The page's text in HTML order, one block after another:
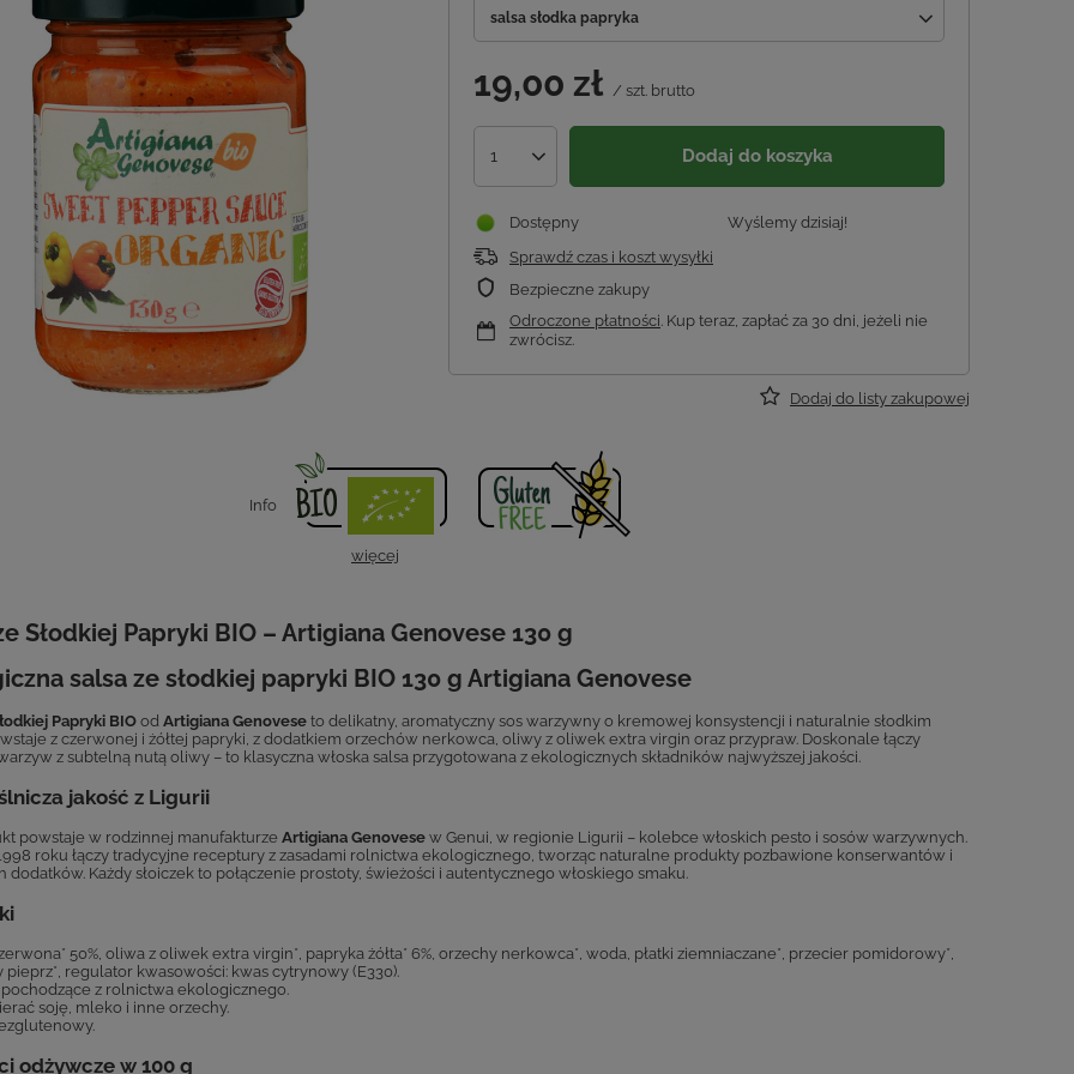
salsa słodka papryka
19,00 zł / szt. brutto
1 Dodaj do koszyka
Wyślemydzisiaj!
Dostępny
Sprawdź czas i koszt wysyłki
Bezpieczne zakupy
Odroczone płatności . Kup teraz, zapłać za 30 dni, jeżeli nie
zwrócisz.
Dodaj do listy zakupowej
Info
więcej
Słodkiej Papryki BIO – Artigiana Genovese 130 g
salsa ze słodkiej papryki BIO 130 g Artigiana Genovese
Papryki BIO od Artigiana Genovese to delikatny, aromatyczny sos warzywny o kremowej konsystencji i naturalnie słodkim
z czerwonej i żółtej papryki, z dodatkiem orzechów nerkowca, oliwy z oliwek extra virgin oraz przypraw. Doskonale łączy
z subtelną nutą oliwy – to klasyczna włoska salsa przygotowana z ekologicznych składników najwyższej jakości.
jakość z Ligurii
powstaje w rodzinnej manufakturze Artigiana Genovese w Genui, w regionie Ligurii – kolebce włoskich pesto i sosów warzywnych.
roku łączy tradycyjne receptury z zasadami rolnictwa ekologicznego, tworząc naturalne produkty pozbawione konserwantów i
dodatków. Każdy słoiczek to połączenie prostoty, świeżości i autentycznego włoskiego smaku.
50%, oliwa z oliwek extra virgin*, papryka żółta* 6%, orzechy nerkowca*, woda, płatki ziemniaczane*, przecier pomidorowy*,
pieprz*, regulator kwasowości: kwas cytrynowy (E330).
pochodzące z rolnictwa ekologicznego.
soję, mleko i inne orzechy.
odżywcze w 100 g